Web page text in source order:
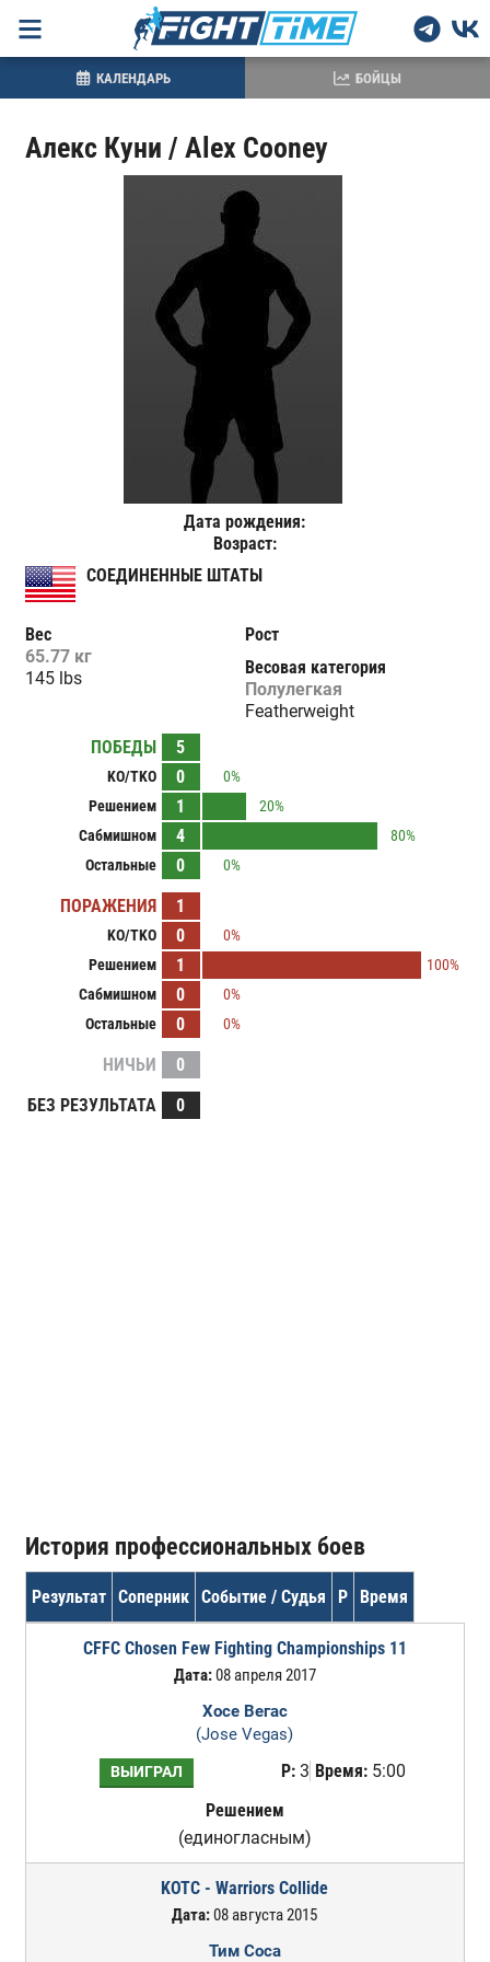
Алекс Куни / Alex Cooney
Дата рождения:
Возраст:
СОЕДИНЕННЫЕ ШТАТЫ
Вес
65.77 кг
145 lbs
Рост
Весовая категория
Полулегкая
Featherweight
ПОБЕДЫ
5
KO/TKO 0
0%
Решением
1
20%
Сабмишном
4
80%
Остальные
0 0%
ПОРАЖЕНИЯ 1
KO/TKO 0
0%
Решением
1
100%
Сабмишном
0
0%
Остальные
0 0%
НИЧЬИ
0
БЕЗ РЕЗУЛЬТАТА
0
История профессиональных боев
Результат Соперник Событие / Судья Р Время
CFFC Chosen Few Fighting Championships 11
Дата:08 апреля 2017
Хосе Вегас
(Jose Vegas)
ВЫИГРАЛ Р:3 Время:5:00
Решением
(единогласным)
KOTC - Warriors Collide
Дата:08 августа 2015
Тим Соса
КАЛЕНДАРЬ БОЙЦЫ